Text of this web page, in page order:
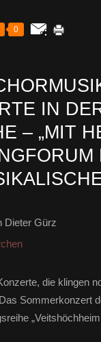
0
IN
– „MIT
Dieter Gürz
die klingen
Sommerkonzert